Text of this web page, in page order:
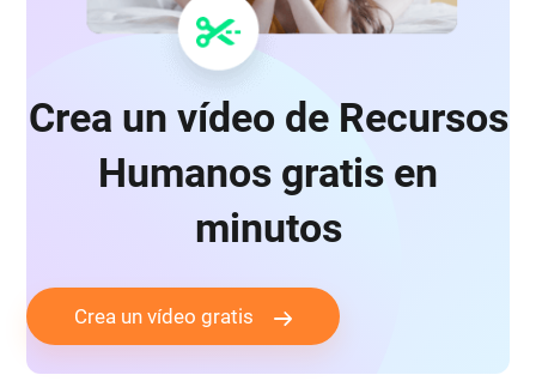
Crea un vídeo de Recursos
Humanos gratis en
minutos
Crea un vídeo gratis